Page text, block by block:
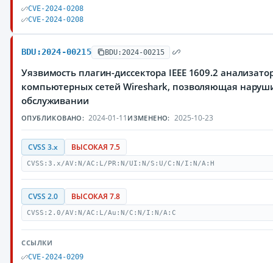
CVE-2024-0208
CVE-2024-0208
BDU:2024-00215 BDU:2024-00215
Уязвимость плагин-диссектора IEEE 1609.2
компьютерных сетей Wireshark, позволяющая
обслуживании
ОПУБЛИКОВАНО: 2024-01-11 ИЗМЕНЕНО: 2025-10-23
CVSS 3.x ВЫСОКАЯ 7.5
CVSS:3.x/AV:N/AC:L/PR:N/UI:N/S:U/C:N/I:N/A:H
CVSS 2.0 ВЫСОКАЯ 7.8
CVSS:2.0/AV:N/AC:L/Au:N/C:N/I:N/A:C
ССЫЛКИ
CVE-2024-0209